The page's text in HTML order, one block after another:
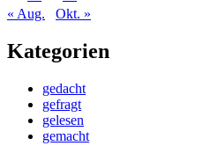
« Aug.
Okt. »
Kategorien
gedacht
gefragt
gelesen
gemacht